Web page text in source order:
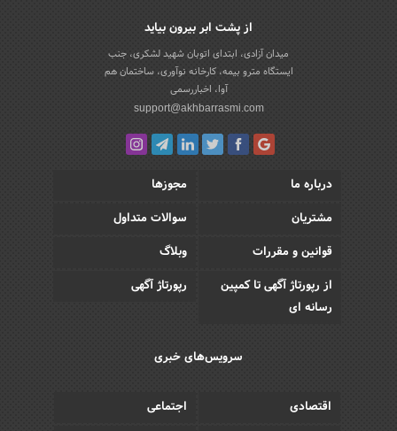
از پشت ابر بیرون بیاید
میدان آزادی، ابتدای اتوبان شهید لشکری، جنب
ایستگاه مترو بیمه، کارخانه نوآوری، ساختمان هم
آوا، اخباررسمی
support@akhbarrasmi.com
درباره ما
مجوزها
مشتریان
سوالات متداول
قوانین و مقررات
وبلاگ
از رپورتاژ آگهی تا کمپین
رسانه ای
رپورتاژ آگهی
سرویس‌های خبری
اقتصادی
اجتماعی